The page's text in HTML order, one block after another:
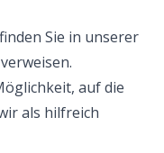
Sie in unserer
auf die
als hilfreich